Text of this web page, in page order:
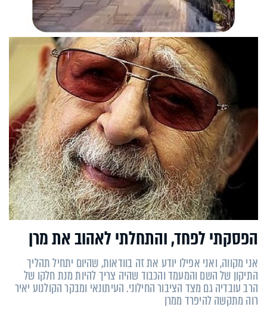
הפסקתי לפחד, והתחלתי לאהוב את מרן
אני מקווה, ואני אפילו יודע את זה בוודאות, שהיום יתחיל תהליך
התיקון של השם והמעמד והכבוד שהיה צריך להיות מנת חלקו של
הרב עובדיה גם מצד הציבור החילוני. העיתונאי ומבקר הקולנוע יאיר
רוה מתקשה להיפרד ממרן